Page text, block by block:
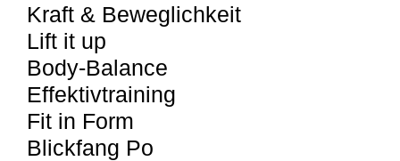
Kraft & Beweglichkeit
Lift it up
Body-Balance
Effektivtraining
Fit in Form
Blickfang Po